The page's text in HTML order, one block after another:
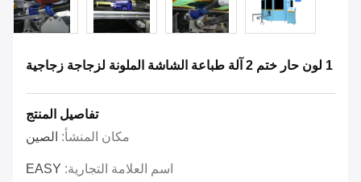
1 لون حار ختم 2 آلة طباعة الشاشة الملونة لزجاجة زجاجية
تفاصيل المنتج
مكان المنشأ: الصين
اسم العلامة التجارية: EASY